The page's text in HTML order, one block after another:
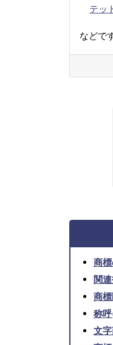
テッ
などで
商
関
商
称
文